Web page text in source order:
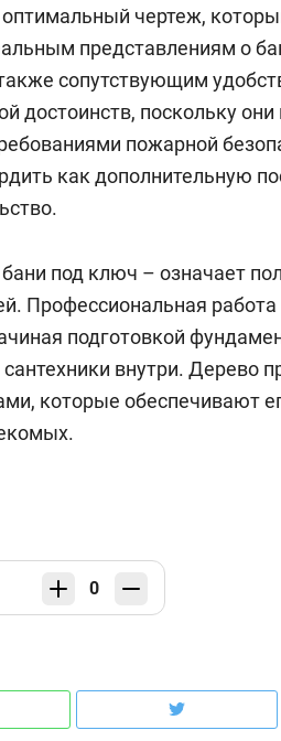
чертеж,
представлениям о
сопутствующим
достоинств, поскольку
пожарной
как дополнительную
под ключ – означает
Профессиональная работа
подготовкой
внутри. Дерево
которые обеспечивают
0